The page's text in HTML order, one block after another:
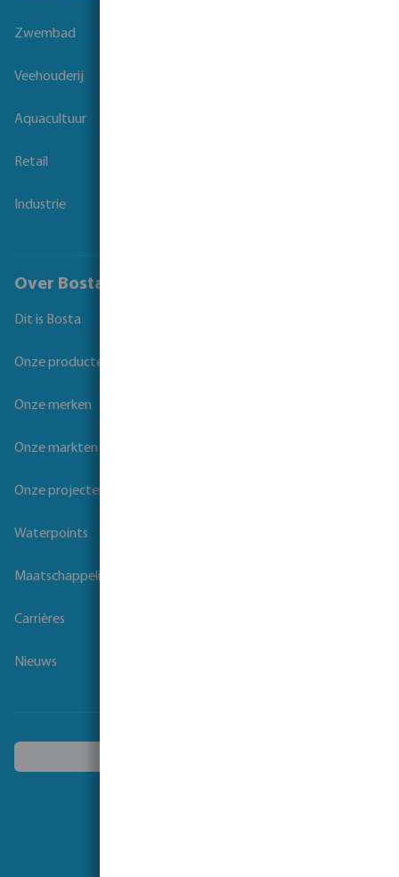
Zwembad
Veehouderij
Aquacultuur
Retail
Industrie
Over Bosta
Dit is Bosta
Onze producten
Onze merken
Onze markten
Onze projecten
Waterpoints
Maatschappelijk verantwoord ondernemen
Carrières
Nieuws